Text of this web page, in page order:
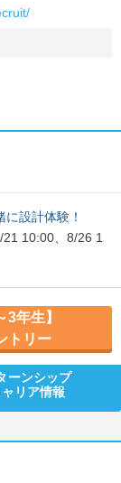
設計体験！
21 10:00、8/26 1
3年生】
トリー
ーンシップ
ャリア情報